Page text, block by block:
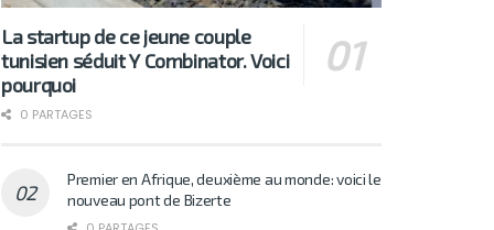
La startup de ce jeune couple
tunisien séduit Y Combinator. Voici
pourquoi
0 PARTAGES
Premier en Afrique, deuxième au monde: voici le
nouveau pont de Bizerte